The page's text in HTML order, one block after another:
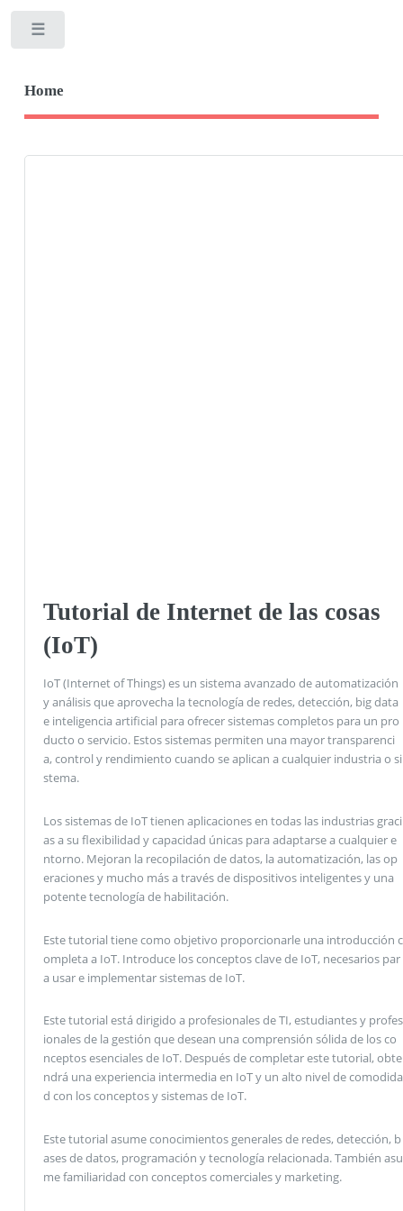
Home
Tutorial de Internet de las cosas
(IoT)
IoT (Internet of Things) es un sistema avanzado de automatización
y análisis que aprovecha la tecnología de redes, detección, big data
e inteligencia artificial para ofrecer sistemas completos para un pro
ducto o servicio. Estos sistemas permiten una mayor transparenci
a, control y rendimiento cuando se aplican a cualquier industria o si
stema.
Los sistemas de IoT tienen aplicaciones en todas las industrias graci
as a su flexibilidad y capacidad únicas para adaptarse a cualquier e
ntorno. Mejoran la recopilación de datos, la automatización, las op
eraciones y mucho más a través de dispositivos inteligentes y una
potente tecnología de habilitación.
Este tutorial tiene como objetivo proporcionarle una introducción c
ompleta a IoT. Introduce los conceptos clave de IoT, necesarios par
a usar e implementar sistemas de IoT.
Este tutorial está dirigido a profesionales de TI, estudiantes y profes
ionales de la gestión que desean una comprensión sólida de los co
nceptos esenciales de IoT. Después de completar este tutorial, obte
ndrá una experiencia intermedia en IoT y un alto nivel de comodida
d con los conceptos y sistemas de IoT.
Este tutorial asume conocimientos generales de redes, detección, b
ases de datos, programación y tecnología relacionada. También asu
me familiaridad con conceptos comerciales y marketing.